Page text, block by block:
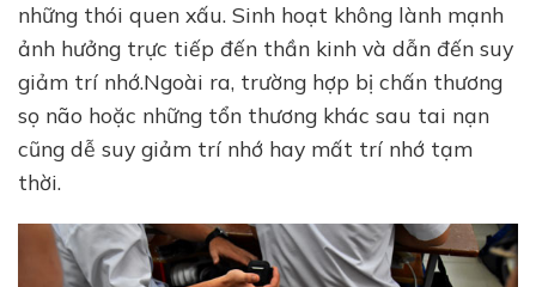
những thói quen xấu. Sinh hoạt không lành mạnh
ảnh hưởng trực tiếp đến thần kinh và dẫn đến suy
giảm trí nhớ.Ngoài ra, trường hợp bị chấn thương
sọ não hoặc những tổn thương khác sau tai nạn
cũng dễ suy giảm trí nhớ hay mất trí nhớ tạm
thời.